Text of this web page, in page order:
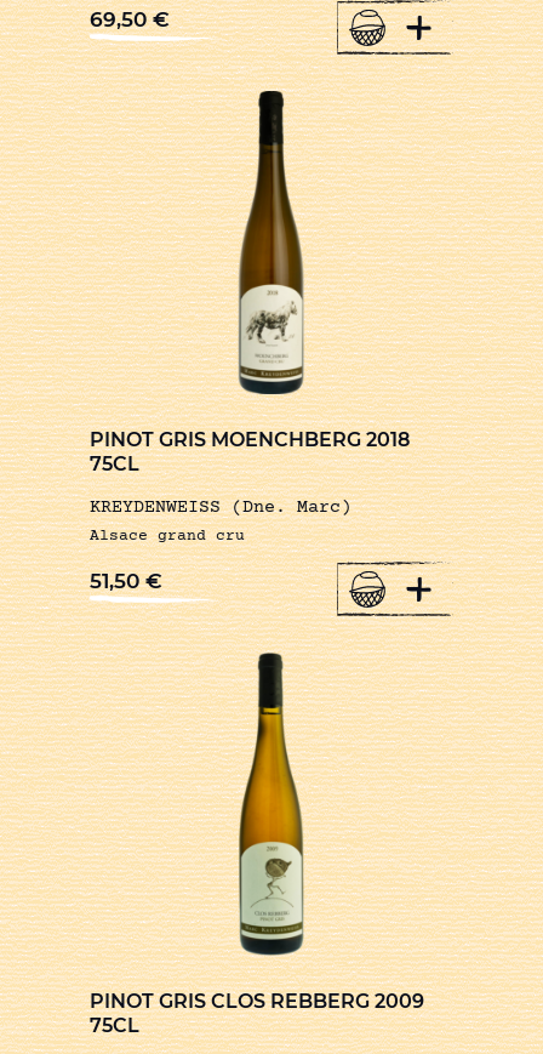
69,50€ +
PINOT GRIS MOENCHBERG 2018
75CL
KREYDENWEISS (Dne. Marc)
Alsace grand cru
51,50€ +
PINOT GRIS CLOS REBBERG 2009
75CL